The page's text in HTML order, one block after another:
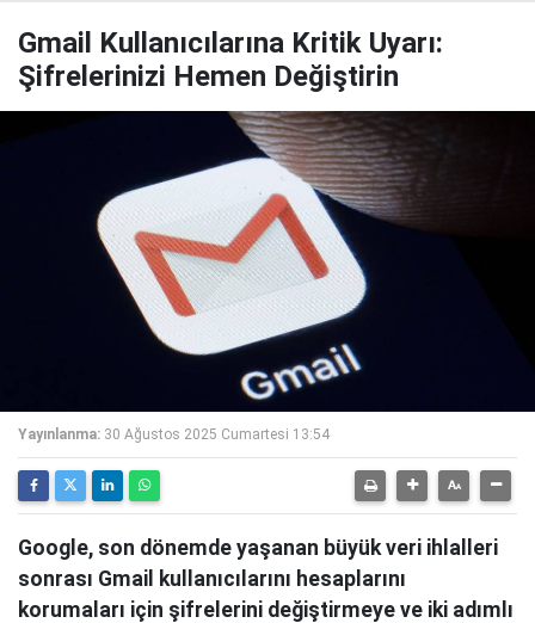
Gmail Kullanıcılarına Kritik Uyarı:
Şifrelerinizi Hemen Değiştirin
Yayınlanma: 30 Ağustos 2025 Cumartesi 13:54
Google, son dönemde yaşanan büyük veri ihlalleri
sonrası Gmail kullanıcılarını hesaplarını
korumaları için şifrelerini değiştirmeye ve iki adımlı